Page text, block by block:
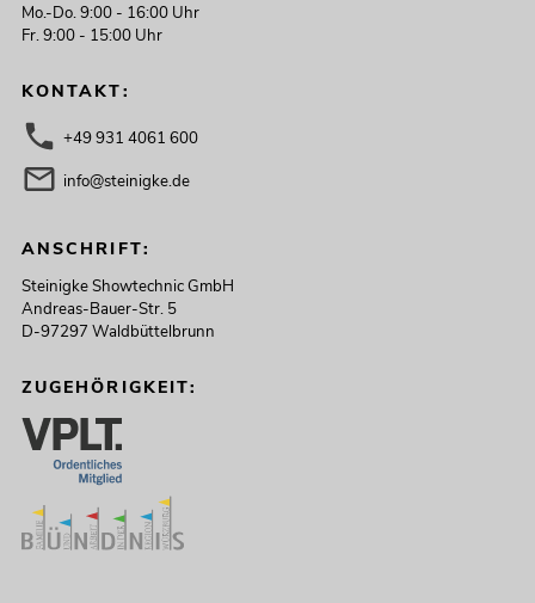
Mo.-Do. 9:00 - 16:00 Uhr
Fr. 9:00 - 15:00 Uhr
KONTAKT:
+49 931 4061 600
info@steinigke.de
ANSCHRIFT:
Steinigke Showtechnic GmbH
Andreas-Bauer-Str. 5
D-97297 Waldbüttelbrunn
ZUGEHÖRIGKEIT: